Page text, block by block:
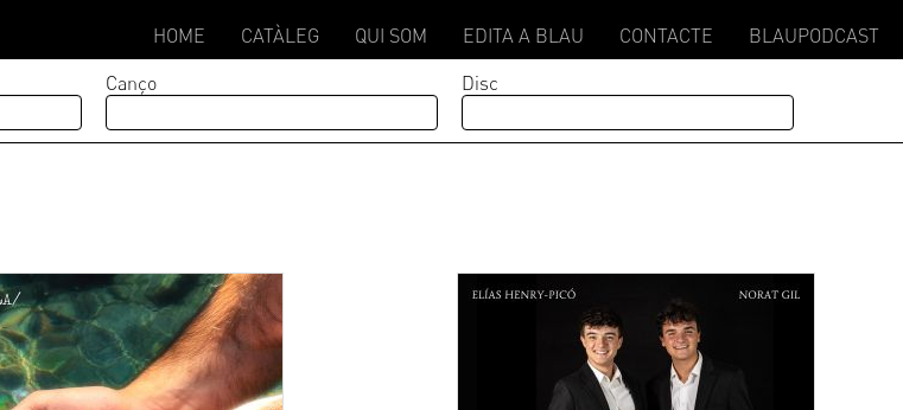
HOME CATÀLEG QUI SOM EDITA A BLAU CONTACTE
BLAUPODCAST
Canço Disc